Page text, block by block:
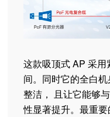
这款吸顶式 AP 采
间。同时它的全白
整洁， 且让它能够
性显著提升。最重